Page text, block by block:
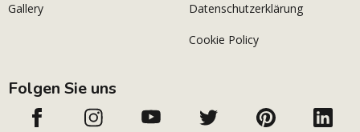
Gallery Datenschutzerklärung
Cookie Policy
Folgen Sie uns